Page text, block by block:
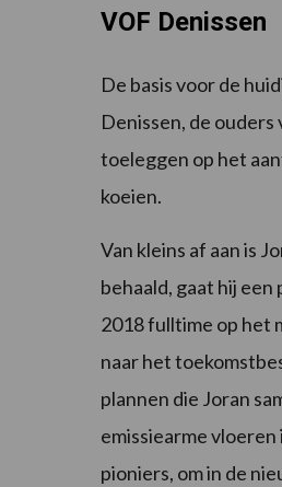
VOF Denissen
De basis voor de
Denissen, de ouders
toeleggen op het
koeien.
Van kleins af aan is
behaald, gaat hij
2018 fulltime op het
naar het
plannen die Joran
emissiearme
pioniers, om in de